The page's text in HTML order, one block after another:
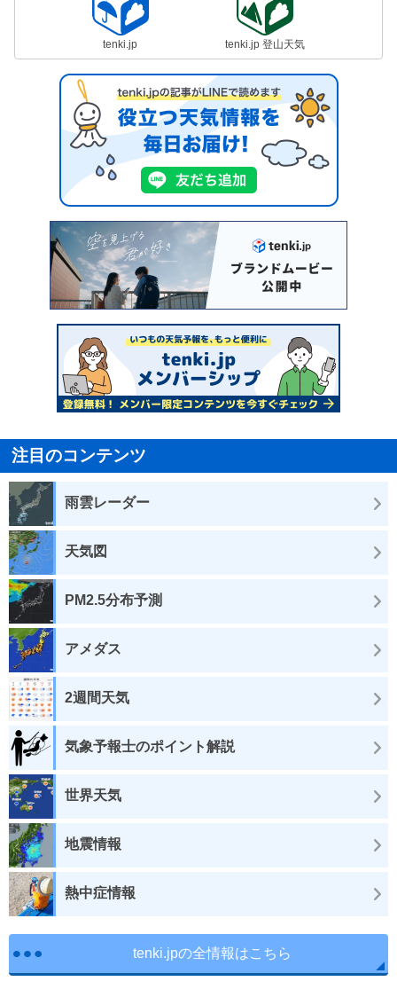
tenki.jp tenki.jp 登山天気
注目のコンテンツ
雨雲レーダー
天気図
PM2.5分布予測
アメダス
2週間天気
気象予報士のポイント解説
世界天気
地震情報
熱中症情報
tenki.jpの全情報はこちら